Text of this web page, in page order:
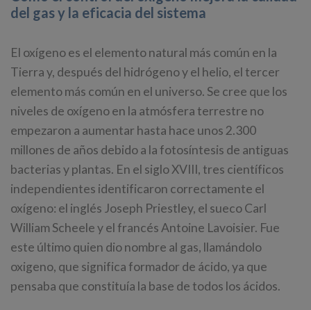
del gas y la eficacia del sistema
El oxígeno es el elemento natural más común en la
Tierra y, después del hidrógeno y el helio, el tercer
elemento más común en el universo. Se cree que los
niveles de oxígeno en la atmósfera terrestre no
empezaron a aumentar hasta hace unos 2.300
millones de años debido a la fotosíntesis de antiguas
bacterias y plantas. En el siglo XVIII, tres científicos
independientes identificaron correctamente el
oxígeno: el inglés Joseph Priestley, el sueco Carl
William Scheele y el francés Antoine Lavoisier. Fue
este último quien dio nombre al gas, llamándolo
oxigeno, que significa formador de ácido, ya que
pensaba que constituía la base de todos los ácidos.